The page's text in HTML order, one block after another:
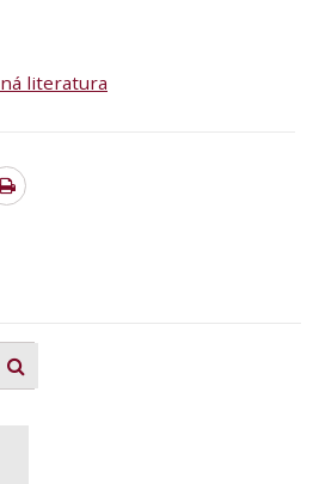
literatura